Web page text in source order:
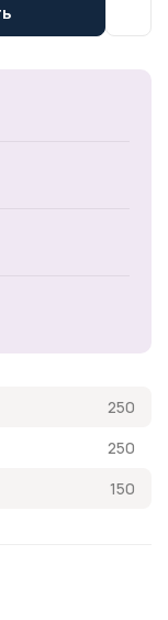
250
250
150